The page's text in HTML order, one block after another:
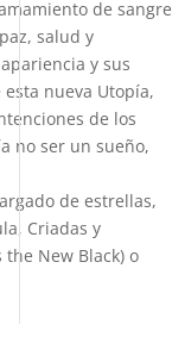
de sangre
salud y
y sus
nueva Utopía,
de los
no ser un sueño,
de estrellas,
Criadas y
New Black) o